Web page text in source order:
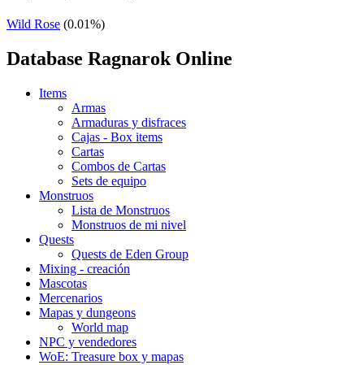
Wild Rose (0.01%)
Database Ragnarok Online
Items
Armas
Armaduras y disfraces
Cajas - Box items
Cartas
Combos de Cartas
Sets de equipo
Monstruos
Lista de Monstruos
Monstruos de mi nivel
Quests
Quests de Eden Group
Mixing - creación
Mascotas
Mercenarios
Mapas y dungeons
World map
NPC y vendedores
WoE: Treasure box y mapas